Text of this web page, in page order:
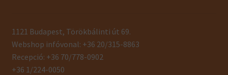
1121 Budapest, Törökbálinti út 69.
Webshop infóvonal: +36 20/315-8863
Recepció: +36 70/778-0902
+36 1/224-0050